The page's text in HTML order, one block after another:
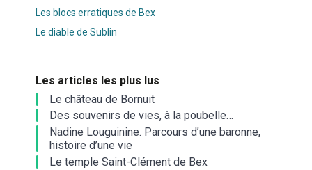
Les blocs erratiques de Bex
Le diable de Sublin
Les articles les plus lus
Le château de Bornuit
Des souvenirs de vies, à la poubelle…
Nadine Louguinine. Parcours d’une baronne,
histoire d’une vie
Le temple Saint-Clément de Bex